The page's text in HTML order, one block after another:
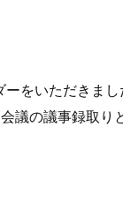
をいただきま
議の議事録取り